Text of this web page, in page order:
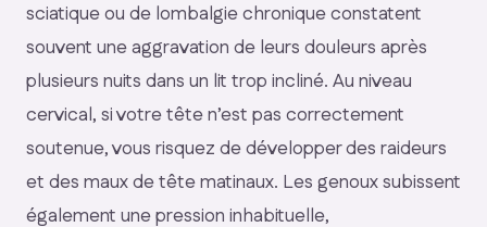
sciatique ou de lombalgie chronique constatent
souvent une aggravation de leurs douleurs après
plusieurs nuits dans un lit trop incliné. Au niveau
cervical, si votre tête n’est pas correctement
soutenue, vous risquez de développer des raideurs
et des maux de tête matinaux. Les genoux subissent
également une pression inhabituelle,